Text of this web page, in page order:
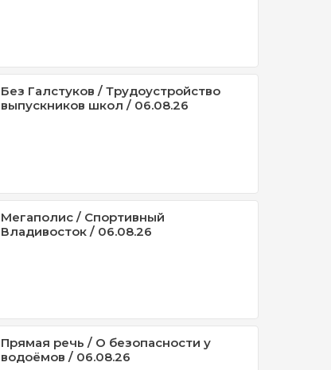
Без Галстуков / Трудоустройство
выпускников школ / 06.08.26
Мегаполис / Спортивный
Владивосток / 06.08.26
Прямая речь / О безопасности у
водоёмов / 06.08.26